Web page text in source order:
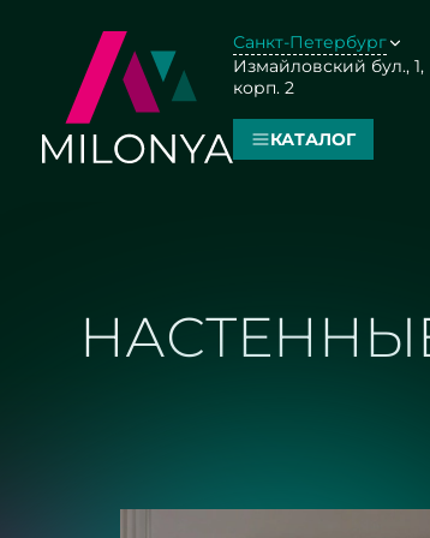
Санкт-Петербург
Измайловский бул., 1,
корп. 2
КАТАЛОГ